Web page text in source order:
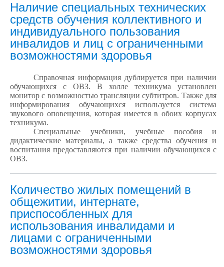
Наличие специальных технических
средств обучения коллективного и
индивидуального пользования
инвалидов и лиц с ограниченными
возможностями здоровья
Справочная информация дублируется при наличии
обучающихся с ОВЗ. В холле техникума установлен
монитор с возможностью трансляции субтитров. Также для
информирования обучающихся используется система
звукового оповещения, которая имеется в обоих корпусах
техникума.
Специальные учебники, учебные пособия и
дидактические материалы, а также средства обучения и
воспитания предоставляются при наличии обучающихся с
ОВЗ.
Количество жилых помещений в
общежитии, интернате,
приспособленных для
использования инвалидами и
лицами с ограниченными
возможностями здоровья